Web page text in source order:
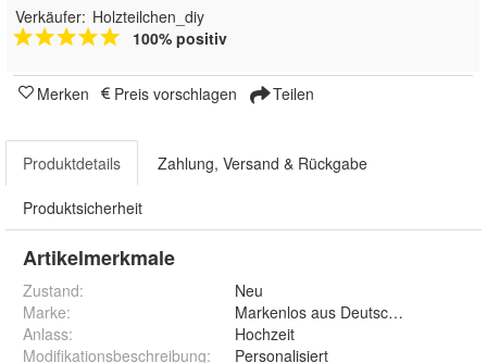
Verkäufer: Holzteilchen_diy
100% positiv
Merken Preis vorschlagen Teilen
Produktdetails Zahlung, Versand & Rückgabe
Produktsicherheit
Artikelmerkmale
Zustand:
Neu
Marke:
Markenlos aus Deutschland
Anlass:
Hochzeit
Modifikationsbeschreibung:
Personalisiert